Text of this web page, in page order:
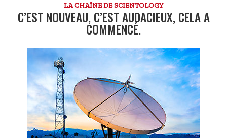
LA CHAÎNE DE SCIENTOLOGY
C’EST NOUVEAU, C’EST AUDACIEUX, CELA A
COMMENCÉ.